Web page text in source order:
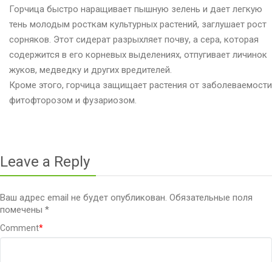
Горчица быстро наращивает пышную зелень и дает легкую
тень молодым росткам культурных растений, заглушает рост
сорняков. Этот сидерат разрыхляет почву, а сера, которая
содержится в его корневых выделениях, отпугивает личинок
жуков, медведку и других вредителей.
Кроме этого, горчица защищает растения от заболеваемости
фитофторозом и фузариозом.
Leave a Reply
Ваш адрес email не будет опубликован. Обязательные поля
помечены *
Comment*